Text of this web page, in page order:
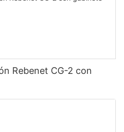
Rebenet CG-2 con